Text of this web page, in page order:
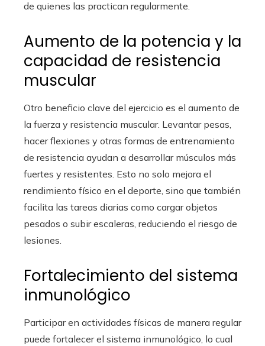
de quienes las practican regularmente.
Aumento de la potencia y la
capacidad de resistencia
muscular
Otro beneficio clave del ejercicio es el aumento de
la fuerza y resistencia muscular. Levantar pesas,
hacer flexiones y otras formas de entrenamiento
de resistencia ayudan a desarrollar músculos más
fuertes y resistentes. Esto no solo mejora el
rendimiento físico en el deporte, sino que también
facilita las tareas diarias como cargar objetos
pesados o subir escaleras, reduciendo el riesgo de
lesiones.
Fortalecimiento del sistema
inmunológico
Participar en actividades físicas de manera regular
puede fortalecer el sistema inmunológico, lo cual